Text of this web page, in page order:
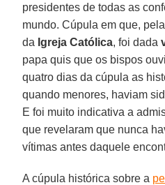
presidentes de todas as
mundo. Cúpula em que,
da Igreja Católica, foi dada
papa quis que os bispos
quatro dias da cúpula as
quando menores, haviam
E foi muito indicativa a
que revelaram que nunca
vítimas antes daquele
A cúpula histórica sobre a